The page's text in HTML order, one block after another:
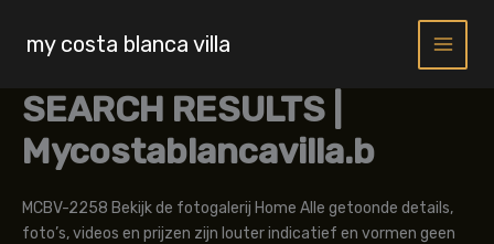
content
my costa blanca villa
SEARCH RESULTS |
Mycostablancavilla.b
MCBV-2258 Bekijk de fotogalerij Home Alle getoonde details,
foto’s, videos en prijzen zijn louter indicatief en vormen geen